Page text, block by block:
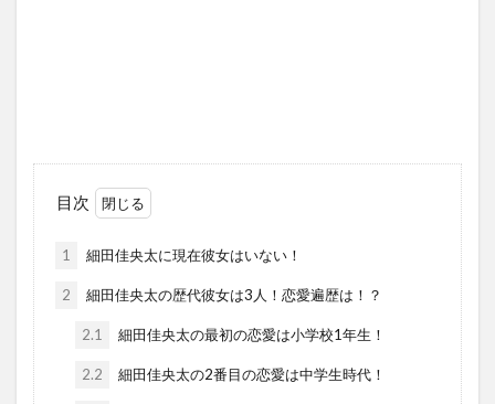
目次
1 細田佳央太に現在彼女はいない！
2 細田佳央太の歴代彼女は3人！恋愛遍歴は！？
2.1 細田佳央太の最初の恋愛は小学校1年生！
2.2 細田佳央太の2番目の恋愛は中学生時代！